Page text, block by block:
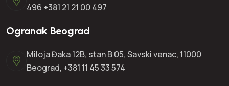
496 +381 21 21 00 497
Ogranak Beograd
Miloja Đaka 12B, stan B 05, Savski venac, 11000
Beograd, +381 11 45 33 574